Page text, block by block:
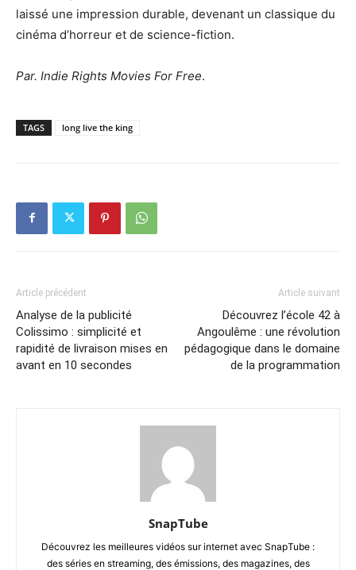
laissé une impression durable, devenant un classique du
cinéma d’horreur et de science-fiction.
Par. Indie Rights Movies For Free.
TAGS long live the king
Article précédent
Analyse de la publicité
Colissimo : simplicité et
rapidité de livraison mises en
avant en 10 secondes
Article suivant
Découvrez l’école 42 à
Angoulême : une révolution
pédagogique dans le domaine
de la programmation
SnapTube
Découvrez les meilleures vidéos sur internet avec SnapTube :
des séries en streaming, des émissions, des magazines, des